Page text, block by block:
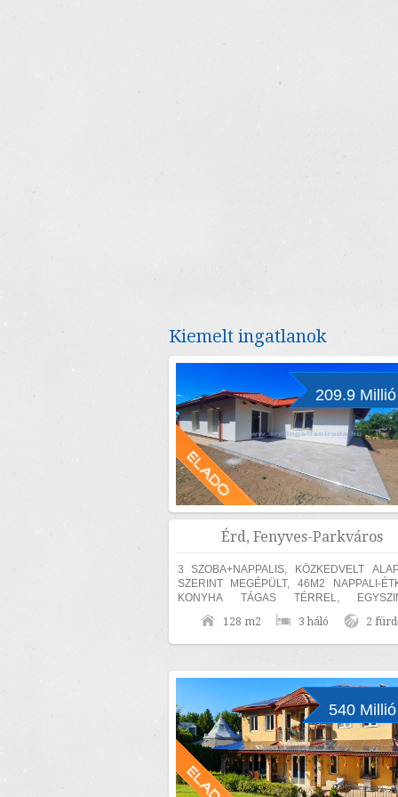
Kiemelt ingatlanok
209.9
Érd, Fenyves-Parkváros
3 SZOBA+NAPPALIS, KÖZKEDVELT
SZERINT MEGÉPÜLT, 46M2 NAPPALI-
KONYHA TÁGAS TÉRREL,
MEDITERRÁN CSALÁDI HÁZ ELADÓ! Érden, a
Fenyves Parkvárosi részen 840m2...
128 m2 3 háló 2
540